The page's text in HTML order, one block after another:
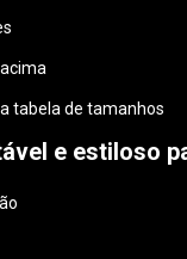
tabela de tamanhos
e estiloso